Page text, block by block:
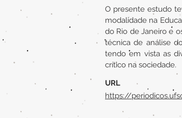
O presente estudo
modalidade na
do Rio de Janeiro e
técnica de análise
tendo em vista as
crítico na sociedade.
URL
https://